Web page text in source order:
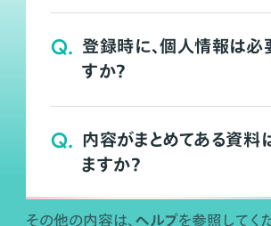
Q. 登録時に、個人情報は必
すか？
Q. 内容がまとめてある資料
ますか？
その他の内容は、 ヘルプを参照してく